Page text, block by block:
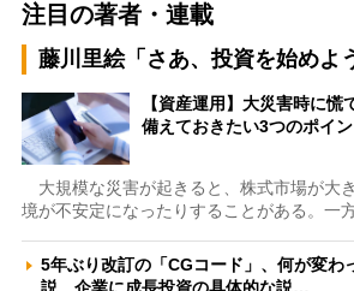
注目の著者・連載
藤川里絵「さあ、投資を始めよ
【資産運用】大災害時に慌
備えておきたい3つのポイ
大規模な災害が起きると、株式市場が大
境が不安定になったりすることがある。一
5年ぶり改訂の「CGコード」、何が変わ